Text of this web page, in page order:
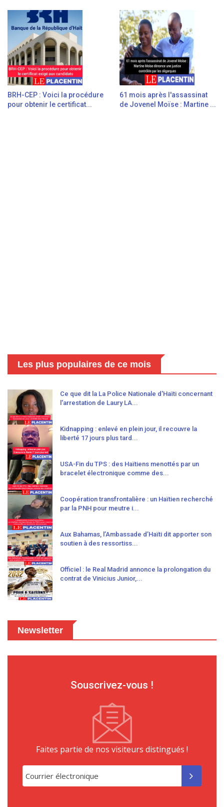
BRH-CEP : Voici la procédure
pour obtenir le certificat...
61 mois après l'assassinat
de Jovenel Moïse : Martine ...
Les plus populaires de ce mois
Ce que dit la La Police Nationale d'Haïti concernant
l'arrestation de Laury LA...
Kidnapping : enlevé en plein jour, il recouvre la
liberté 17 jours plus tard...
USA-Fin du TPS : des Haïtiens menottés par un
bracelet électronique comme des...
Coopération transfrontalière : un Haïtien recherché
par la PNH pour meutre i...
Aux Bahamas, l’Ambassade d’Haïti dit apporter son
soutien à des ressortiss...
Officiel : le Real Madrid annonce la prolongation du
contrat de Vinicius Junior,...
Newsletter
Souscrivez-vous !
Faites partie de nos visiteurs distingués !